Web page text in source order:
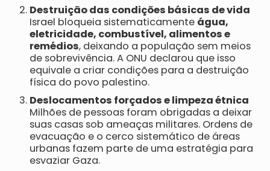
Destruição das condições básicas de vida
Israel bloqueia sistematicamente água,
eletricidade, combustível, alimentos e
remédios, deixando a população sem meios
de sobrevivência. A ONU declarou que isso
equivale a criar condições para a destruição
física do povo palestino.
Deslocamentos forçados e limpeza étnica
Milhões de pessoas foram obrigadas a deixar
suas casas sob ameaças militares. Ordens de
evacuação e o cerco sistemático de áreas
urbanas fazem parte de uma estratégia para
esvaziar Gaza.